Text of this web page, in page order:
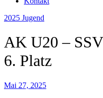
2025 Jugend
AK U20 –
6. Platz
Mai 27, 2025